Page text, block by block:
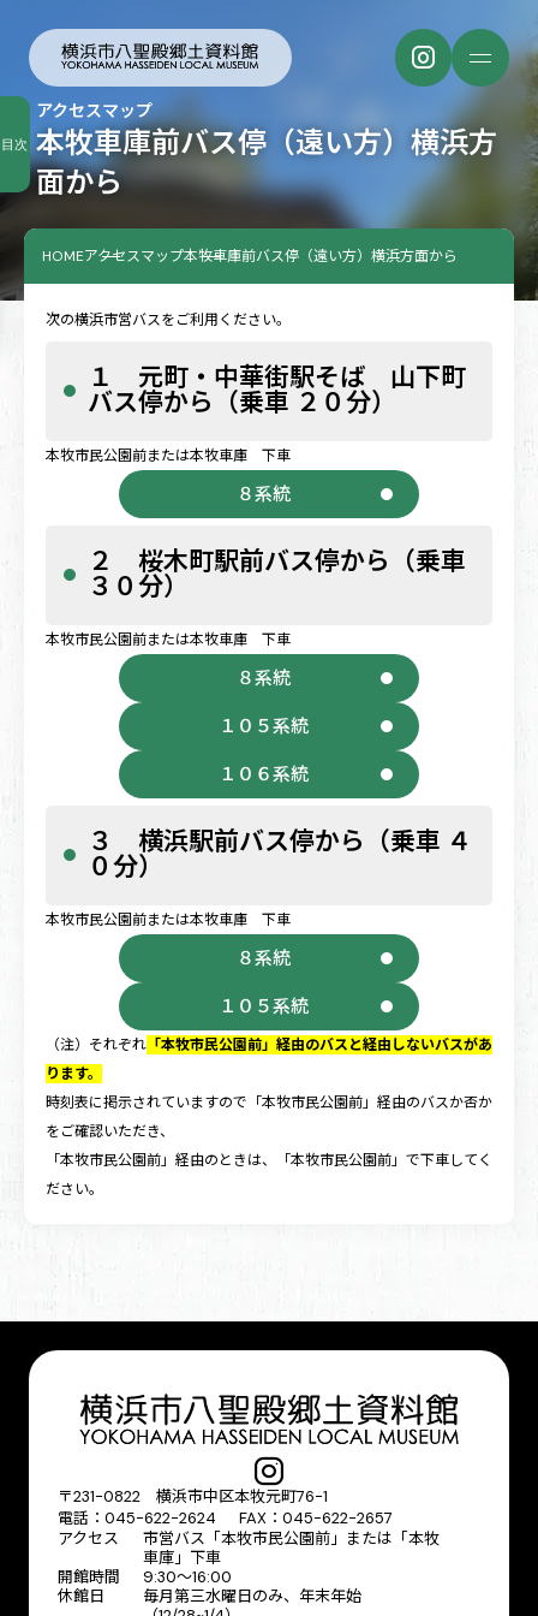
本牧車庫前バス停（遠い方）横浜方
面から
アクセスマップ
HOMEアクセスマップ本牧車庫前バス停（遠い方）横浜方面から
次の横浜市営バスをご利用ください。
１ 元町・中華街駅そば 山下町
バス停から（乗車 ２０分）
本牧市民公園前または本牧車庫 下車
８系統
２ 桜木町駅前バス停から（乗車
３０分）
本牧市民公園前または本牧車庫 下車
８系統
１０５系統
１０６系統
３ 横浜駅前バス停から（乗車 ４
０分）
本牧市民公園前または本牧車庫 下車
８系統
１０５系統
（注）それぞれ「本牧市民公園前」経由のバスと経由しないバスがあ
ります。
時刻表に掲示されていますので「本牧市民公園前」経由のバスか否か
をご確認いただき、
「本牧市民公園前」経由のときは、「本牧市民公園前」で下車してく
ださい。
目次
〒231-0822 横浜市中区本牧元町76-1
電話：045-622-2624 FAX：045-622-2657
アクセス
市営バス「本牧市民公園前」または「本牧
車庫」下車
開館時間
9:30〜16:00
休館日
毎月第三水曜日のみ、年末年始